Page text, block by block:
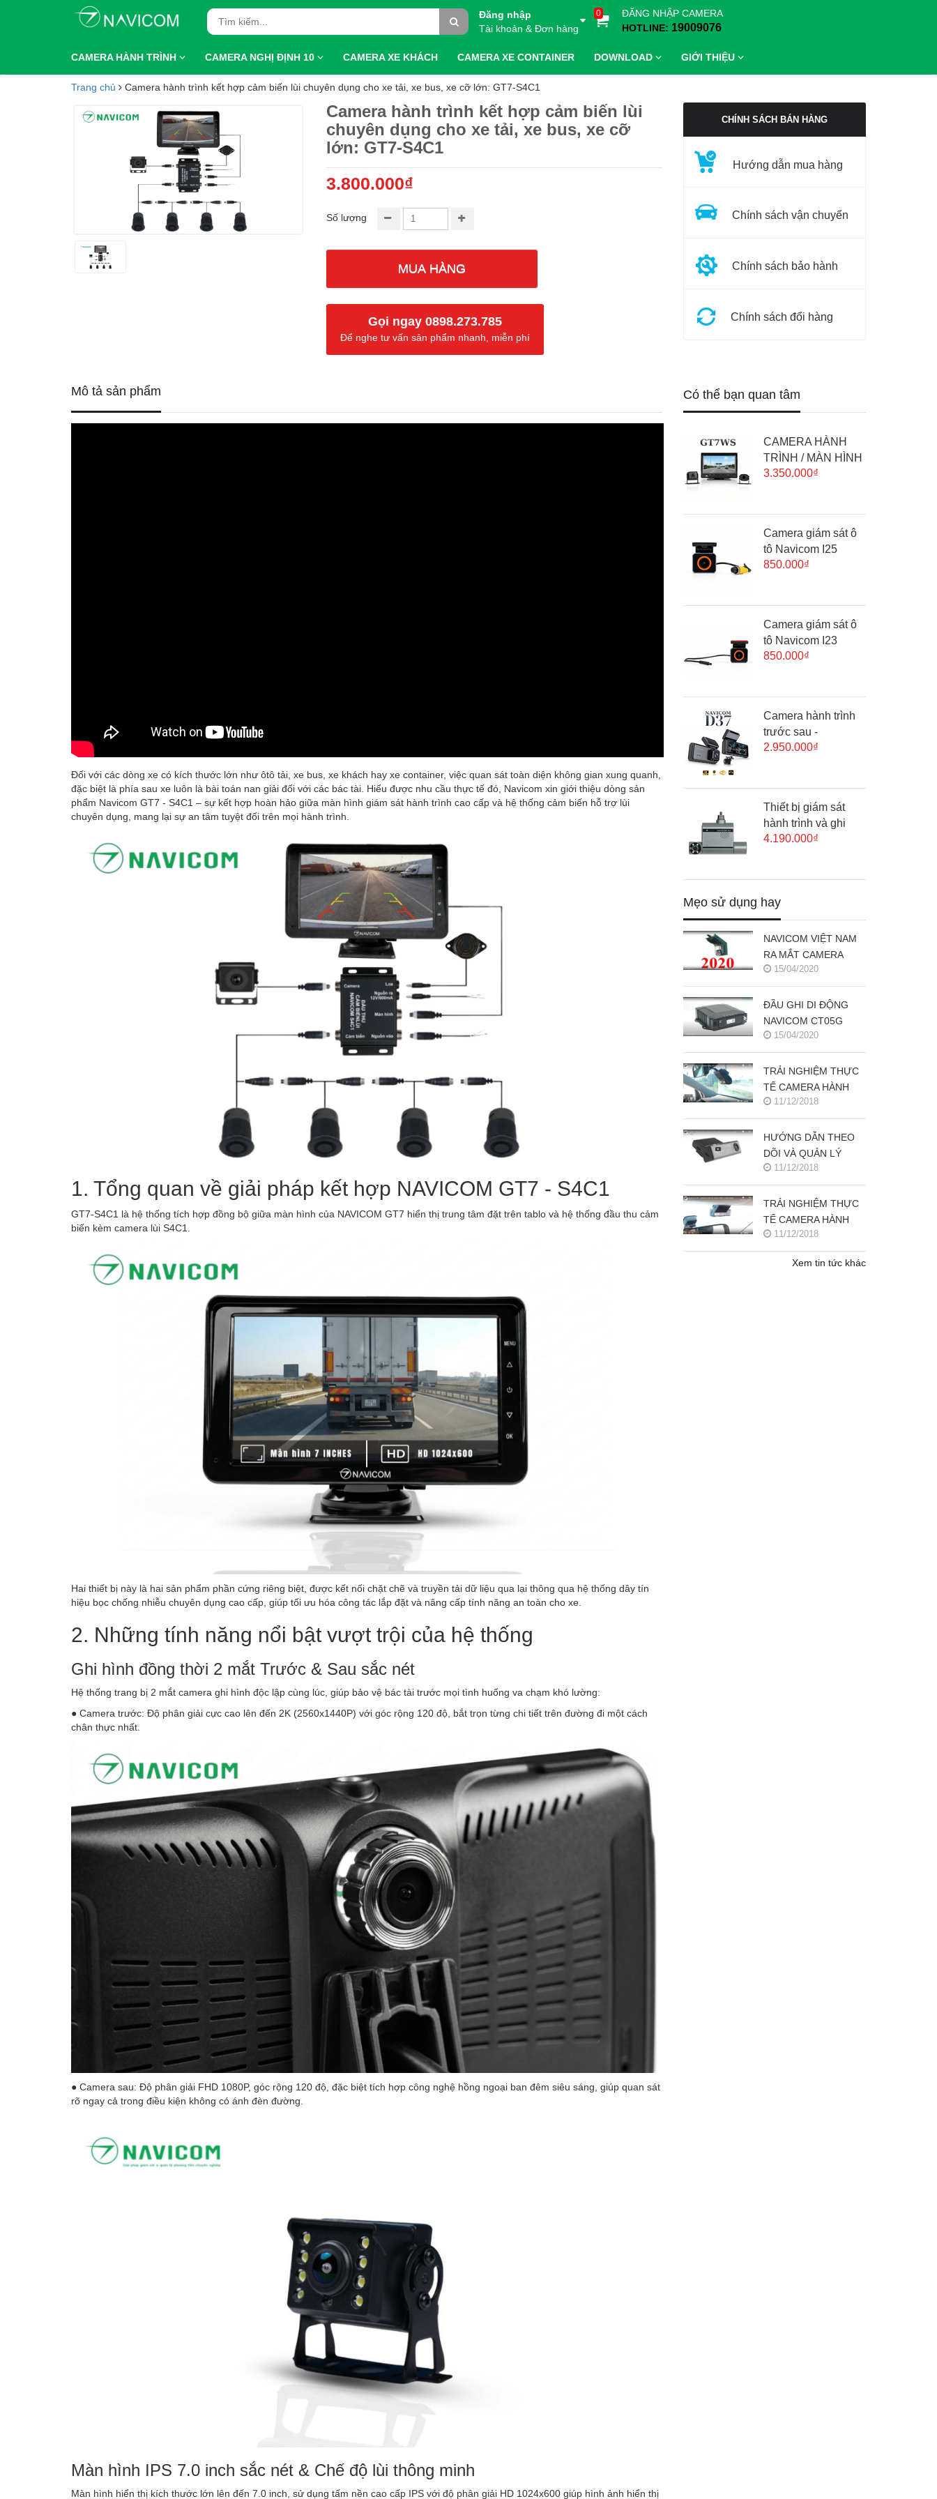
Đăng nhập
Tài khoản & Đơn hàng
0
ĐĂNG NHẬP CAMERA
HOTLINE: 19009076
CAMERA HÀNH TRÌNH CAMERA NGHỊ ĐỊNH 10 CAMERA XE KHÁCH CAMERA XE CONTAINER DOWNLOAD GIỚI THIỆU
Trang chủ Camera hành trình kết hợp cảm biến lùi chuyên dụng cho xe tải, xe bus, xe cỡ lớn: GT7-S4C1
Camera hành trình kết hợp cảm biến lùi
chuyên dụng cho xe tải, xe bus, xe cỡ
lớn: GT7-S4C1
3.800.000₫
Số lượng
MUA HÀNG
Gọi ngay 0898.273.785
Để nghe tư vấn sản phẩm nhanh, miễn phí
CHÍNH SÁCH BÁN HÀNG
Hướng dẫn mua hàng
Chính sách vận chuyển
Chính sách bảo hành
Chính sách đổi hàng
Mô tả sản phẩm
Đối với các dòng xe có kích thước lớn như ôtô tải, xe bus, xe khách hay xe container, việc quan sát toàn diện không gian xung quanh,
đặc biệt là phía sau xe luôn là bài toán nan giải đối với các bác tài. Hiểu được nhu cầu thực tế đó, Navicom xin giới thiệu dòng sản
phẩm Navicom GT7 - S4C1 – sự kết hợp hoàn hảo giữa màn hình giám sát hành trình cao cấp và hệ thống cảm biến hỗ trợ lùi
chuyên dụng, mang lại sự an tâm tuyệt đối trên mọi hành trình.
1. Tổng quan về giải pháp kết hợp NAVICOM GT7 - S4C1
GT7-S4C1 là hệ thống tích hợp đồng bộ giữa màn hình của NAVICOM GT7 hiển thị trung tâm đặt trên tablo và hệ thống đầu thu cảm
biến kèm camera lùi S4C1.
Hai thiết bị này là hai sản phẩm phần cứng riêng biệt, được kết nối chặt chẽ và truyền tải dữ liệu qua lại thông qua hệ thống dây tín
hiệu bọc chống nhiễu chuyên dụng cao cấp, giúp tối ưu hóa công tác lắp đặt và nâng cấp tính năng an toàn cho xe.
2. Những tính năng nổi bật vượt trội của hệ thống
Ghi hình đồng thời 2 mắt Trước & Sau sắc nét
Hệ thống trang bị 2 mắt camera ghi hình độc lập cùng lúc, giúp bảo vệ bác tài trước mọi tình huống va chạm khó lường:
● Camera trước: Độ phân giải cực cao lên đến 2K (2560x1440P) với góc rộng 120 độ, bắt trọn từng chi tiết trên đường đi một cách
chân thực nhất.
● Camera sau: Độ phân giải FHD 1080P, góc rộng 120 độ, đặc biệt tích hợp công nghệ hồng ngoại ban đêm siêu sáng, giúp quan sát
rõ ngay cả trong điều kiện không có ánh đèn đường.
Màn hình IPS 7.0 inch sắc nét & Chế độ lùi thông minh
Màn hình hiển thị kích thước lớn lên đến 7.0 inch, sử dụng tấm nền cao cấp IPS với độ phân giải HD 1024x600 giúp hình ảnh hiển thị
Có thể bạn quan tâm
CAMERA HÀNH
TRÌNH / MÀN HÌNH
GIÁM SÁT
3.350.000₫
Camera giám sát ô
tô Navicom I25
850.000₫
Camera giám sát ô
tô Navicom I23
850.000₫
Camera hành trình
trước sau -
NAVICOM D37, màn
2.950.000₫
Thiết bị giám sát
hành trình và ghi
nhận hình ảnh
4.190.000₫
Mẹo sử dụng hay
NAVICOM VIỆT NAM
RA MẮT CAMERA
HÀNH TRÌNH
NAVICOM J400 GHI
HÌNH VÀ GIÁM SÁT
TRỰC TUYẾN ĐỒNG
THỜI 2 KÊNH
15/04/2020
ĐẦU GHI DI ĐỘNG
NAVICOM CT05G
CHO HỆ THỐNG
CAMERA GIÁM SÁT
XE KHÁCH
15/04/2020
TRẢI NGHIỆM THỰC
TẾ CAMERA HÀNH
TRÌNH NAVICOM J218
11/12/2018
HƯỚNG DẪN THEO
DÕI VÀ QUẢN LÝ
CAMERA HÀNH
TRÌNH NAVICOM J247
TRÊN SMART PHONE
& MÁY TÍNH
11/12/2018
TRẢI NGHIỆM THỰC
TẾ CAMERA HÀNH
TRÌNH NAVICOM J247
11/12/2018
Xem tin tức khác